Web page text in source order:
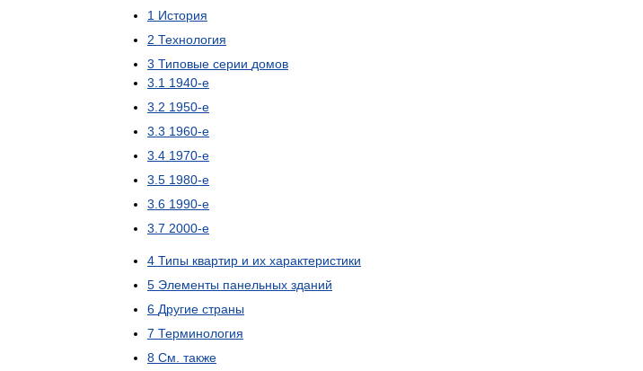
1 История
2 Технология
3 Типовые серии домов
3 1 1940-е
3 2 1950-е
3 3 1960-е
3 4 1970-е
3 5 1980-е
3 6 1990-е
3 7 2000-е
4 Типы квартир и их характеристики
5 Элементы панельных зданий
6 Другие страны
7 Терминология
8 См также